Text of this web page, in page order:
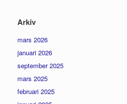
Arkiv
mars 2026
januari 2026
september 2025
mars 2025
februari 2025